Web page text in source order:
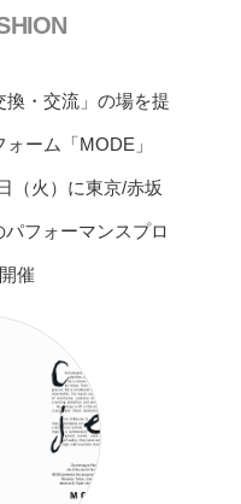
・交流」の場を提
ーム「MODE」
（火）に東京/赤坂
フォーマンスプロ
催